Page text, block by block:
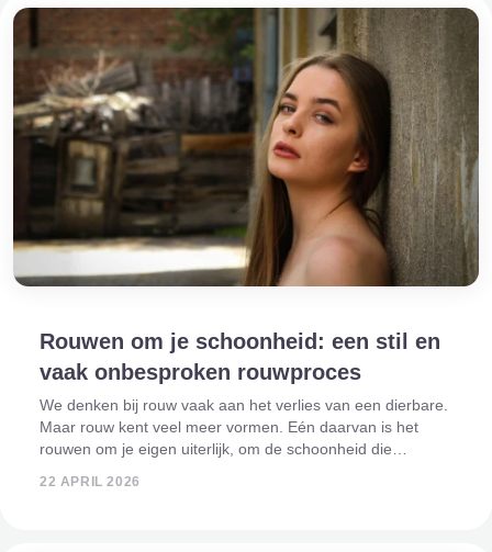
Rouwen om je schoonheid: een stil en
vaak onbesproken rouwproces
We denken bij rouw vaak aan het verlies van een dierbare.
Maar rouw kent veel meer vormen. Eén daarvan is het
rouwen om je eigen uiterlijk, om de schoonheid die
22 APRIL 2026